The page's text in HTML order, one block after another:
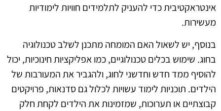
אינטראקטיבית כדי להעניק לתלמידים חוויות לימודיות
מעשירות.
בנוסף, יש לשאול האם המומחה מתכנן לשלב טכנולוגיה
בחוג. שימוש בכלים טכנולוגיים, כמו אפליקציות חינוכיות, יכול
להוסיף ממד חדש וחדשני לחוג, ולהגביר את המעורבות של
הילדים. תוכניות לימוד עשויות לכלול גם סדנאות, פרויקטים
קבוצתיים או תערוכות, שמזמינות את הילדים לקחת חלק